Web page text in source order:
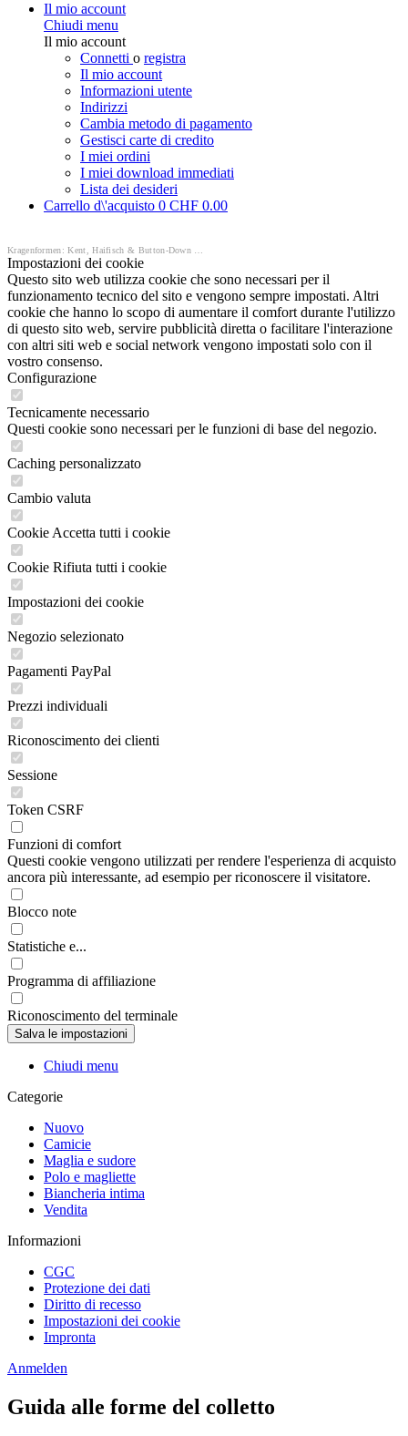
Il mio account
Chiudi menu
Il mio account
Connetti o registra
Il mio account
Informazioni utente
Indirizzi
Cambia metodo di pagamento
Gestisci carte di credito
I miei ordini
I miei download immediati
Lista dei desideri
Carrello d\'acquisto 0 CHF 0.00
Impostazioni dei cookie
Questo sito web utilizza cookie che sono necessari per il
funzionamento tecnico del sito e vengono sempre impostati. Altri
cookie che hanno lo scopo di aumentare il comfort durante l'utilizzo
di questo sito web, servire pubblicità diretta o facilitare l'interazione
con altri siti web e social network vengono impostati solo con il
vostro consenso.
Configurazione
Tecnicamente necessario
Questi cookie sono necessari per le funzioni di base del negozio.
Caching personalizzato
Cambio valuta
Cookie Accetta tutti i cookie
Cookie Rifiuta tutti i cookie
Impostazioni dei cookie
Negozio selezionato
Pagamenti PayPal
Prezzi individuali
Riconoscimento dei clienti
Sessione
Token CSRF
Funzioni di comfort
Questi cookie vengono utilizzati per rendere l'esperienza di acquisto
ancora più interessante, ad esempio per riconoscere il visitatore.
Blocco note
Statistiche e...
Programma di affiliazione
Riconoscimento del terminale
Chiudi menu
Categorie
Nuovo
Camicie
Maglia e sudore
Polo e magliette
Biancheria intima
Vendita
Informazioni
CGC
Protezione dei dati
Diritto di recesso
Impostazioni dei cookie
Impronta
Anmelden
Guida alle forme del colletto